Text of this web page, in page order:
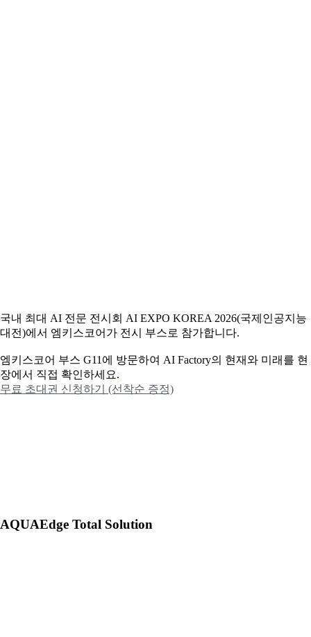
국내 최대 AI 전문 전시회 AI EXPO KOREA 2026(국제인공지능
대전)에서 엠키스코어가 전시 부스로 참가합니다.
엠키스코어 부스 G11에 방문하여 AI Factory의 현재와 미래를 현
장에서 직접 확인하세요.
무료 초대권 신청하기 (선착순 증정)
AQUAEdge Total Solution